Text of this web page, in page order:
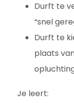
Durft te
“snel
Durft te
plaats
Je leert: